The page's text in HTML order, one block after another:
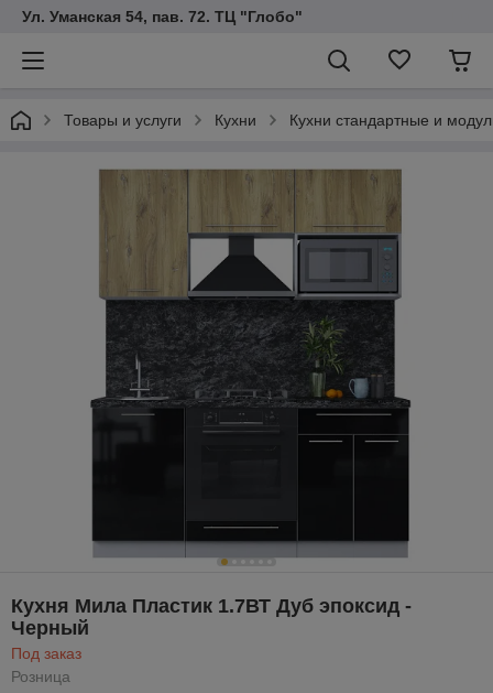
Ул. Уманская 54, пав. 72. ТЦ "Глобо"
Товары и услуги Кухни Кухни стандартные и
Кухня Мила Пластик 1.7ВТ Дуб эпоксид -
Черный
Под заказ
Розница